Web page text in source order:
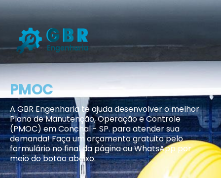
PMOC
A GBR Engenharia te ajuda desenvolver o melhor
Plano de Manutenção, Operação e Controle
(PMOC) em Conchal - SP. para atender sua
demanda! Faça um orçamento gratuito pelo
formulário no final da página ou WhatsApp por
meio do botão abaixo.